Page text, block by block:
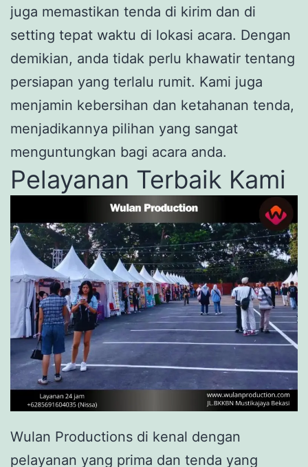
juga memastikan tenda di kirim dan di
setting tepat waktu di lokasi acara. Dengan
demikian, anda tidak perlu khawatir tentang
persiapan yang terlalu rumit. Kami juga
menjamin kebersihan dan ketahanan tenda,
menjadikannya pilihan yang sangat
menguntungkan bagi acara anda.
Pelayanan Terbaik Kami
Wulan Productions di kenal dengan
pelayanan yang prima dan tenda yang